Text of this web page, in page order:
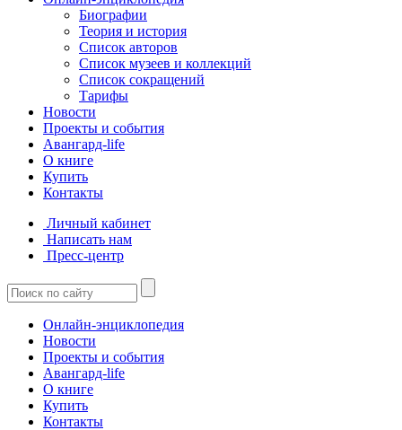
Биографии
Теория и история
Список авторов
Список музеев и коллекций
Список сокращений
Тарифы
Новости
Проекты и события
Авангард-life
О книге
Купить
Контакты
Личный кабинет
Написать нам
Пресс-центр
Онлайн-энциклопедия
Новости
Проекты и события
Авангард-life
О книге
Купить
Контакты